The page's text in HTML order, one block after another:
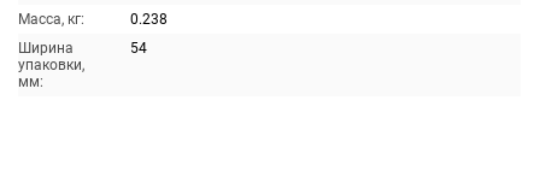
Масса, кг:
0.238
Ширина
упаковки,
мм:
54